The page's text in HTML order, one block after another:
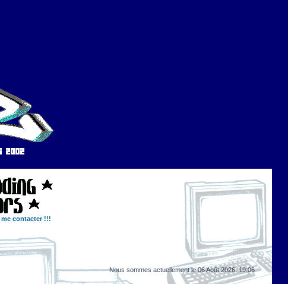
me contacter !!!
Nous sommes actuellement le 06 Août 2026, 19:06